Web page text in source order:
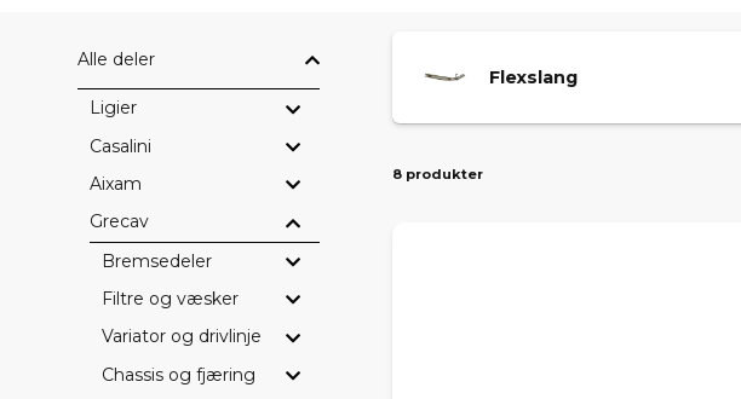
Alle deler
Ligier
Casalini
Aixam
Grecav
Bremsedeler
Filtre og væsker
Variator og drivlinje
Chassis og fjæring
Flexslang
8 produkter